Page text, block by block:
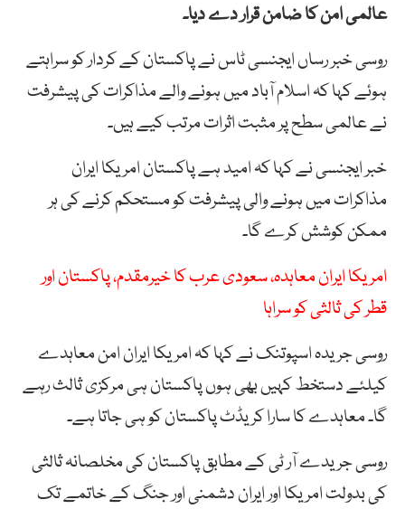
عالمی امن کا ضامن قرار دے دیا۔
روسی خبر رساں ایجنسی ٹاس نے پاکستان کے کردار کو سراہتے
ہوئے کہا کہ اسلام آباد میں ہونے والے مذاکرات کی پیشرفت
نے عالمی سطح پر مثبت اثرات مرتب کیے ہیں۔
خبر ایجنسی نے کہا کہ امید ہے پاکستان امریکا ایران
مذاکرات میں ہونے والی پیشرفت کو مستحکم کرنے کی ہر
ممکن کوشش کرے گا۔
امریکا ایران معاہدہ، سعودی عرب کا خیرمقدم، پاکستان اور
قطر کی ثالثی کو سراہا
روسی جریدہ اسپوتنک نے کہا کہ امریکا ایران امن معاہدے
کیلئے دستخط کہیں بھی ہوں پاکستان ہی مرکزی ثالث رہے
گا۔ معاہدے کا سارا کریڈٹ پاکستان کو ہی جاتا ہے۔
روسی جریدے آر ٹی کے مطابق پاکستان کی مخلصانہ ثالثی
کی بدولت امریکا اور ایران دشمنی اور جنگ کے خاتمے تک